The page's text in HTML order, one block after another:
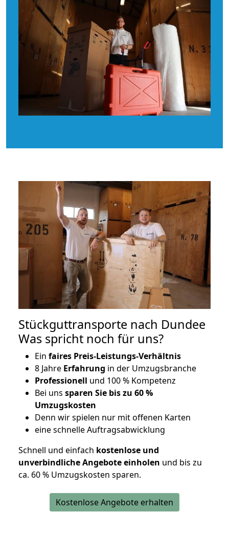
Stückguttransporte nach Dundee
Was spricht noch für uns?
Ein faires Preis-Leistungs-Verhältnis
8 Jahre Erfahrung in der Umzugsbranche
Professionell und 100 % Kompetenz
Bei uns sparen Sie bis zu 60 %
Umzugskosten
Denn wir spielen nur mit offenen Karten
eine schnelle Auftragsabwicklung
Schnell und einfach kostenlose und
unverbindliche Angebote einholen und bis zu
ca. 60 % Umzugskosten sparen.
Kostenlose Angebote erhalten